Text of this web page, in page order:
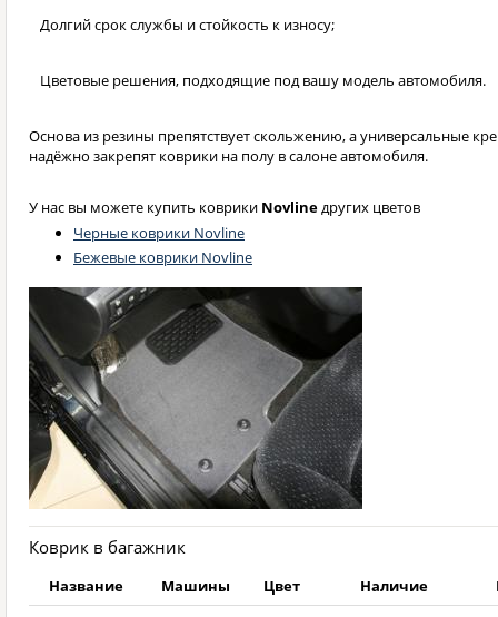
Долгий срок службы и стойкость к износу;
Цветовые решения, подходящие под вашу модель автомобиля.
Основа из резины препятствует скольжению, а универсальные
надёжно закрепят коврики на полу в салоне автомобиля.
У нас вы можете купить коврики Novlineдругих цветов
Черные коврики Novline
Бежевые коврики Novline
Коврик в багажник
Название Машины Цвет Наличие